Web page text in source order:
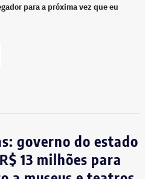
para a próxima vez que eu
governo do estado
13 milhões para